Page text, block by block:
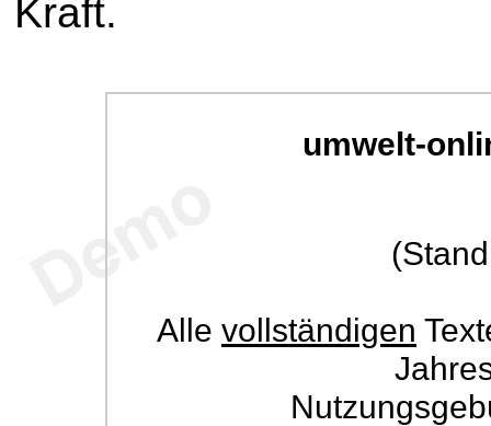
Kraft.
umwelt-
Alle vollständigen